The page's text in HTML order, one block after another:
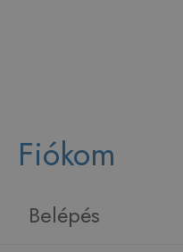
Fiókom
Belépés